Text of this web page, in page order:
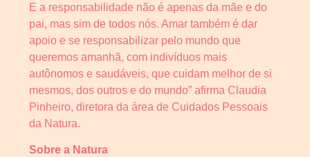
E a responsabilidade não é apenas da mãe e do
pai, mas sim de todos nós. Amar também é dar
apoio e se responsabilizar pelo mundo que
queremos amanhã, com indivíduos mais
autônomos e saudáveis, que cuidam melhor de si
mesmos, dos outros e do mundo” afirma Claudia
Pinheiro, diretora da área de Cuidados Pessoais
da Natura.
Sobre a Natura